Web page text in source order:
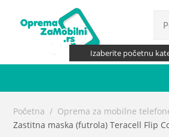
Izaberite početnu
Početna / Oprema za mobilne
Zastitna maska (futrola) Teracell Flip